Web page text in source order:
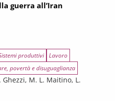
guerra all’Iran
produttivi Lavoro
povertà e disuguaglianza
M. L. Maitino, L.